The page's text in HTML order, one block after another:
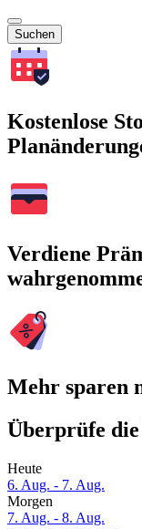
Suchen
Kostenlose
Verdiene
Mehr sparen
Überprüfe
Heute
6. Aug. - 7. Aug.
Morgen
7. Aug. - 8. Aug.